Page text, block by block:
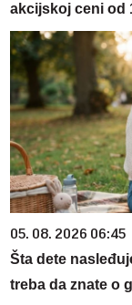
akcijskoj ceni od
05. 08. 2026 06:45
Šta dete
treba da znate o